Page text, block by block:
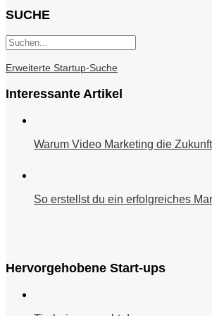
SUCHE
Erweiterte Startup-Suche
Interessante Artikel
Warum Video Marketing die
So erstellst du ein erfolgreiches
Hervorgehobene Start-ups